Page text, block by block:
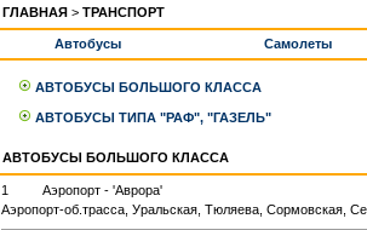
ГЛАВНАЯ > ТРАНСПОРТ
Автобусы Самолеты
АВТОБУСЫ БОЛЬШОГО КЛАССА
АВТОБУСЫ ТИПА "РАФ", "ГАЗЕЛЬ"
АВТОБУСЫ БОЛЬШОГО КЛАССА
1
Аэропорт - 'Аврора'
Аэропорт-об.трасса, Уральская, Тюляева, Сормовская,